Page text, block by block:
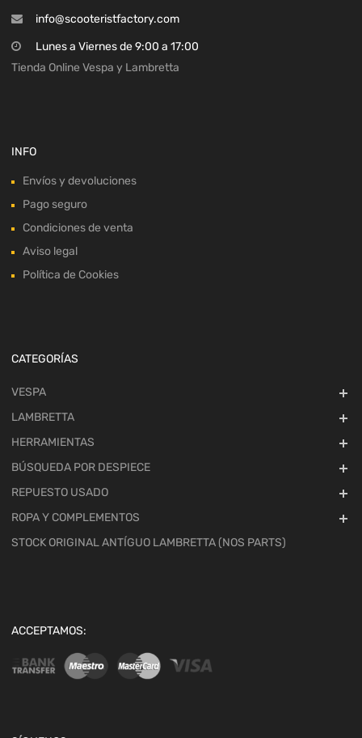
info@scooteristfactory.com
Lunes a Viernes de 9:00 a 17:00
Tienda Online Vespa y Lambretta
INFO
Envíos y devoluciones
Pago seguro
Condiciones de venta
Aviso legal
Política de Cookies
CATEGORÍAS
VESPA
LAMBRETTA
HERRAMIENTAS
BÚSQUEDA POR DESPIECE
REPUESTO USADO
ROPA Y COMPLEMENTOS
STOCK ORIGINAL ANTÍGUO LAMBRETTA (NOS PARTS)
ACCEPTAMOS: